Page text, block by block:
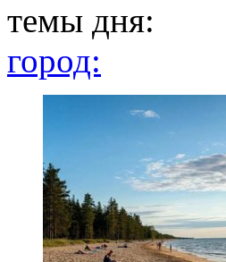
темы дня:
город: